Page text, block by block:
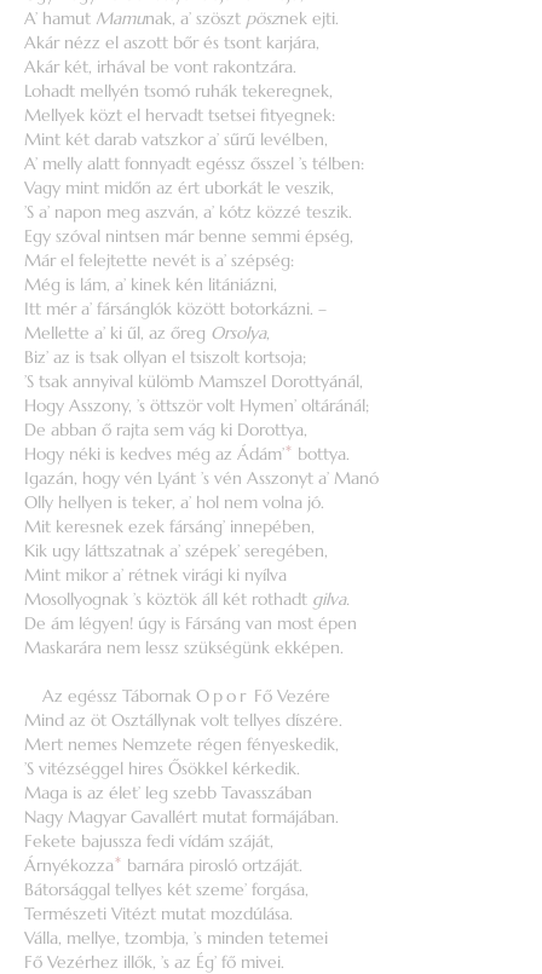
A’ hamut Mamunak, a’ szöszt pösznek ejti.
Akár nézz el aszott bőr és tsont karjára,
Akár két, irhával be vont rakontzára.
Lohadt mellyén tsomó ruhák tekeregnek,
Mellyek közt el hervadt tsetsei fityegnek:
Mint két darab vatszkor a’ sűrű levélben,
A’ melly alatt fonnyadt egéssz ősszel ’s télben:
Vagy mint midőn az ért uborkát le veszik,
’S a’ napon meg aszván, a’ kótz közzé teszik.
Egy szóval nintsen már benne semmi épség,
Már el felejtette nevét is a’ szépség:
Még is lám, a’ kinek kén litániázni,
Itt mér a’ fársánglók között botorkázni. –
Mellette a’ ki űl, az őreg Orsolya,
Biz’ az is tsak ollyan el tsiszolt kortsoja;
’S tsak annyival külömb Mamszel Dorottyánál,
Hogy Asszony, ’s öttször volt Hymen’ oltáránál;
De abban ő rajta sem vág ki Dorottya,
Hogy néki is kedves még az Ádám’* bottya.
Igazán, hogy vén Lyánt ’s vén Asszonyt a’ Manó
Olly hellyen is teker, a’ hol nem volna jó.
Mit keresnek ezek fársáng’ innepében,
Kik ugy láttszatnak a’ szépek’ seregében,
Mint mikor a’ rétnek virági ki nyílva
Mosollyognak ’s köztök áll két rothadt gilva.
De ám légyen! úgy is Fársáng van most épen
Maskarára nem lessz szükségünk ekképen.
Az egéssz Tábornak Opor Fő Vezére
Mind az öt Osztállynak volt tellyes díszére.
Mert nemes Nemzete régen fényeskedik,
’S vitézséggel hires Ősökkel kérkedik.
Maga is az élet’ leg szebb Tavasszában
Nagy Magyar Gavallért mutat formájában.
Fekete bajussza fedi vídám száját,
Árnyékozza* barnára pirosló ortzáját.
Bátorsággal tellyes két szeme’ forgása,
Természeti Vitézt mutat mozdúlása.
Válla, mellye, tzombja, ’s minden tetemei
Fő Vezérhez illők, ’s az Ég’ fő mivei.